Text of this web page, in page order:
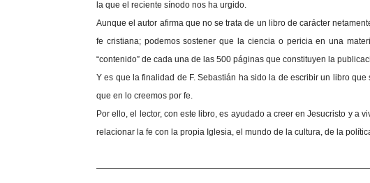
la que el reciente sínodo nos ha urgido.
Aunque el autor afirma que no se trata de un libro de carácter
fe cristiana; podemos sostener que la ciencia o pericia en una
“contenido” de cada una de las 500 páginas que constituyen la
Y es que la finalidad de F. Sebastián ha sido la de escribir un libro
que en lo creemos por fe.
Por ello, el lector, con este libro, es ayudado a creer en Jesucristo y a
relacionar la fe con la propia Iglesia, el mundo de la cultura, de la